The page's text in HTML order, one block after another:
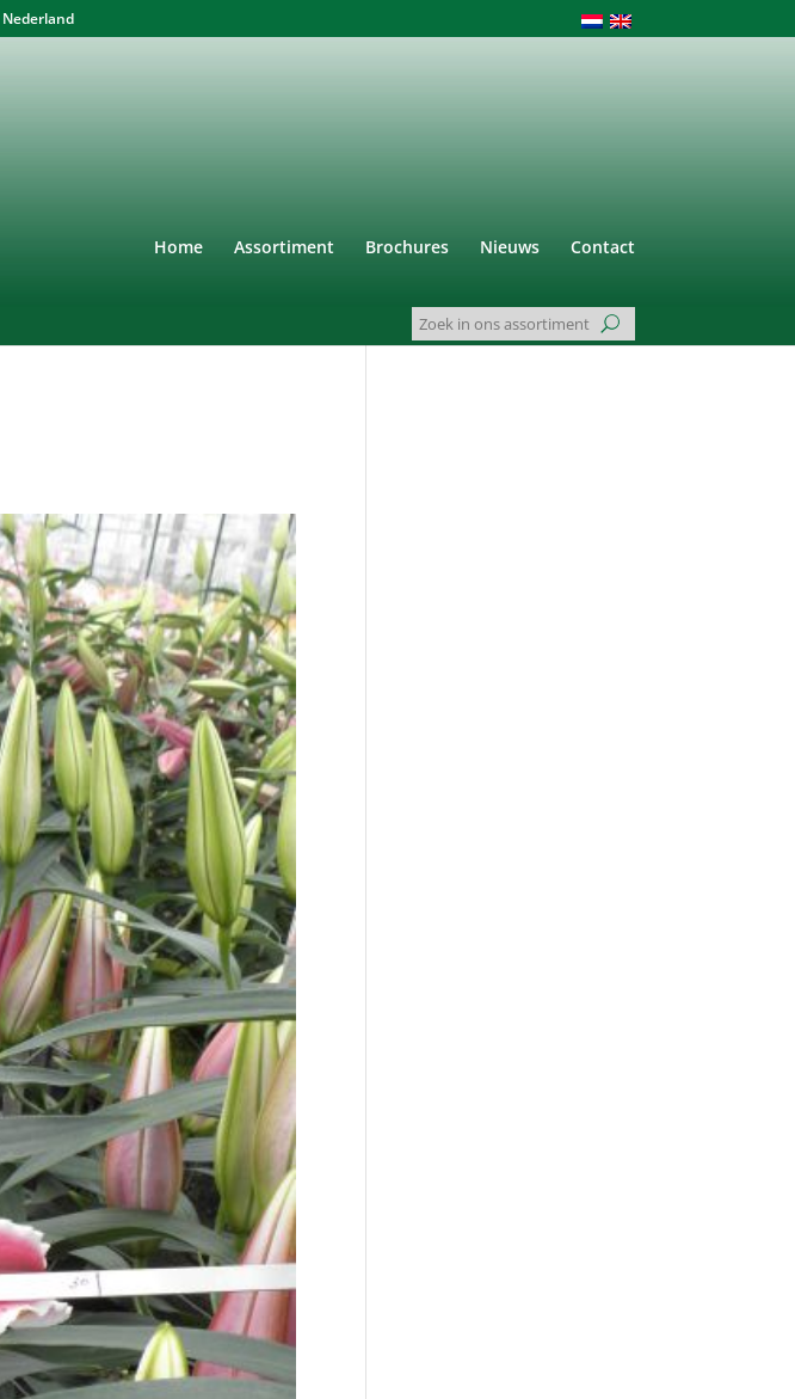
Home Assortiment Brochures Nieuws Contact